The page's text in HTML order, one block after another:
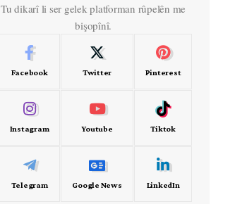
Tu dikarî li ser gelek platforman rûpelên me
bişopînî.
Facebook Twitter Pinterest
Instagram Youtube Tiktok
Telegram Google News LinkedIn